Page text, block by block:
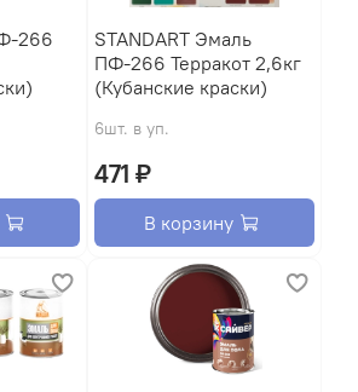
STANDART Эмаль
ПФ-266 Терракот 2,6кг
(Кубанские краски)
6шт. в уп.
471 ₽
В корзину